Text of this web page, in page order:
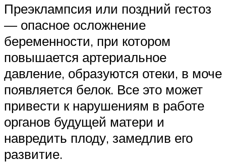
Преэклампсия или поздний гестоз
— опасное осложнение
беременности, при котором
повышается артериальное
давление, образуются отеки, в моче
появляется белок. Все это может
привести к нарушениям в работе
органов будущей матери и
навредить плоду, замедлив его
развитие.